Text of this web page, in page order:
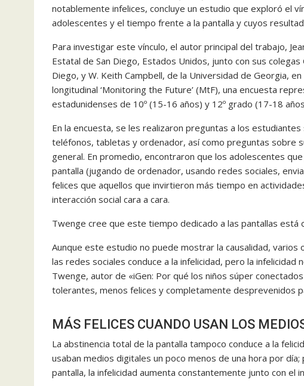
notablemente infelices, concluye un estudio que exploró el
adolescentes y el tiempo frente a la pantalla y cuyos
Para investigar este vínculo, el autor principal del trabajo,
Estatal de San Diego, Estados Unidos, junto con sus
Diego, y W. Keith Campbell, de la Universidad de Georgia,
longitudinal ‘Monitoring the Future’ (MtF), una encuesta
estadunidenses de 10º (15-16 años) y 12º grado (17-18
En la encuesta, se les realizaron preguntas a los
teléfonos, tabletas y ordenador, así como preguntas sobre
general. En promedio, encontraron que los adolescentes
pantalla (jugando de ordenador, usando redes sociales,
felices que aquellos que invirtieron más tiempo en
interacción social cara a cara.
Twenge cree que este tiempo dedicado a las pantallas está
Aunque este estudio no puede mostrar la causalidad,
las redes sociales conduce a la infelicidad, pero la
Twenge, autor de «iGen: Por qué los niños súper
tolerantes, menos felices y completamente desprevenidos
MÁS FELICES CUANDO USAN LOS
La abstinencia total de la pantalla tampoco conduce a la
usaban medios digitales un poco menos de una hora por
pantalla, la infelicidad aumenta constantemente junto con el